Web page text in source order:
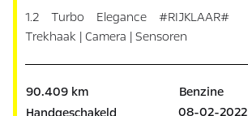
1.2 Turbo Elegance #RIJKLAAR#
Trekhaak | Camera | Sensoren
90.409 km
Benzine
Handgeschakeld
08-02-2022